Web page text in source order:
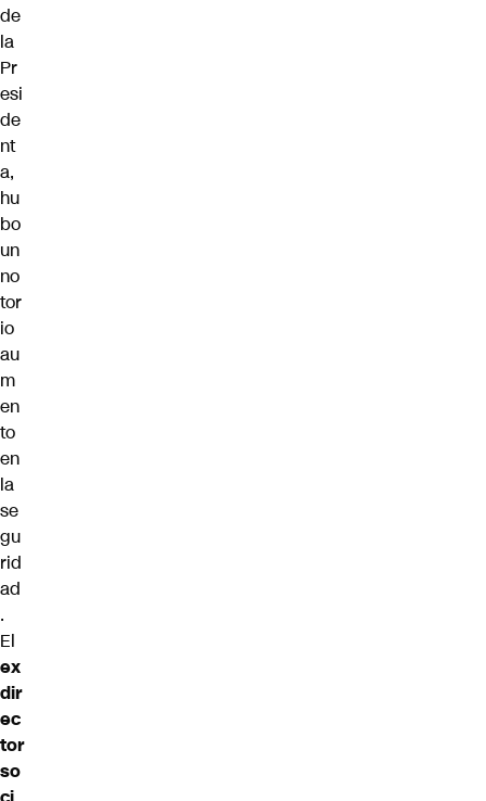
de
la
Pr
esi
de
nt
a,
hu
bo
un
no
tor
io
au
m
en
to
en
la
se
gu
rid
ad
.
El
ex
dir
ec
tor
so